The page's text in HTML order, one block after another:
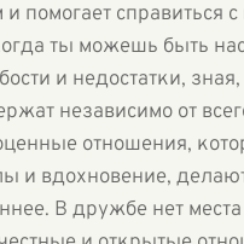
помогает справиться
ты можешь быть
и недостатки, зная,
независимо от
отношения,
и вдохновение,
В дружбе нет